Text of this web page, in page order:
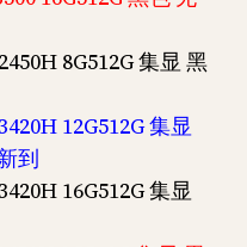
8G512G 集显 黑
12G512G 集显
到
16G512G 集显